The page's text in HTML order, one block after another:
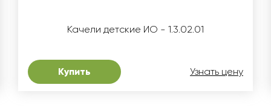
Качели детские ИО - 1.3.02.01
Купить Узнать цену